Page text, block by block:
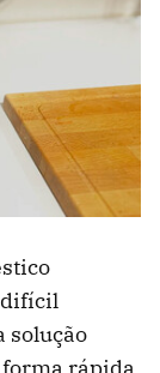
difícil
solução